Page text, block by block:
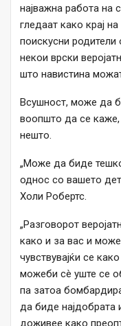
најважна работа на
гледаат како крај
поискусни
некои врски
што навистина
Всушност, може да
воопшто да се
нешто.
„Може да биде
однос со вашето
Холи Робертс.
„Разговорот
како и за вас и
чувствувајќи се
можеби сè уште се
па затоа
да биде најдобрата
доживее како